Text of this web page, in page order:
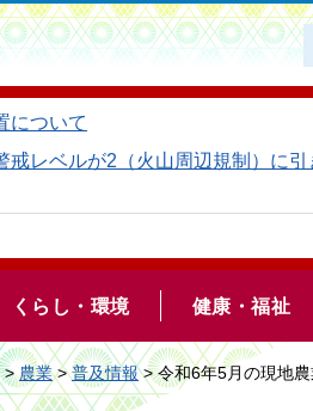
について
戒レベルが2（火山周辺規制）に
くらし・環境 健康・福祉
>農業>普及情報> 令和6年5月の現地農